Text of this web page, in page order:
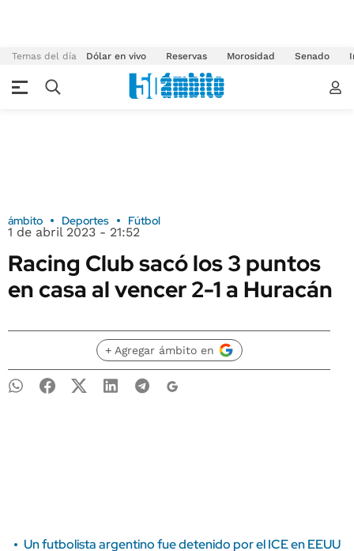
Temas del día Dólar en vivo Reservas Morosidad Senado
ámbito Deportes Fútbol
1 de abril 2023 - 21:52
Racing Club sacó los 3 puntos
en casa al vencer 2-1 a Huracán
+ Agregar ámbito en
Un futbolista argentino fue detenido por el ICE en EEUU